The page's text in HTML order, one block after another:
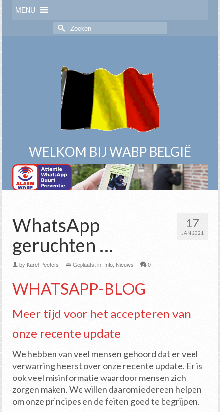
MENU
Zoek
naar:
WELKOM BIJ WABP BELGIË
17
JAN 2021
WhatsApp
geruchten …
by Karel Peeters | Geplaatst in: Info, Nieuws | 0
WHATSAPP-BLOG
Meer tijd voor het accepteren van
onze recente update
We hebben van veel mensen gehoord dat er veel
verwarring heerst over onze recente update. Er is
ook veel misinformatie waardoor mensen zich
zorgen maken. We willen daarom iedereen helpen
om onze principes en de feiten goed te begrijpen.